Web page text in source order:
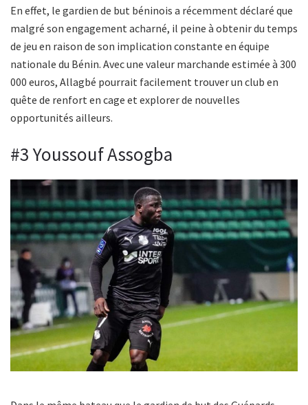
En effet, le gardien de but béninois a récemment déclaré que
malgré son engagement acharné, il peine à obtenir du temps
de jeu en raison de son implication constante en équipe
nationale du Bénin. Avec une valeur marchande estimée à 300
000 euros, Allagbé pourrait facilement trouver un club en
quête de renfort en cage et explorer de nouvelles
opportunités ailleurs.
#3 Youssouf Assogba